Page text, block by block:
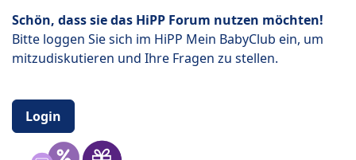
Schön, dass sie das HiPP Forum nutzen möchten!
Bitte loggen Sie sich im HiPP Mein BabyClub ein, um
mitzudiskutieren und Ihre Fragen zu stellen.
Login